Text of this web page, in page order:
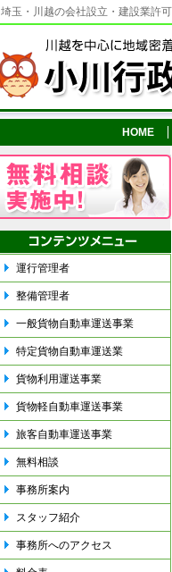
埼玉・川越の会社設立・建設業許
HOME
運行管理者
整備管理者
一般貨物自動車運送事業
特定貨物自動車運送業
貨物利用運送事業
貨物軽自動車運送事業
旅客自動車運送事業
無料相談
事務所案内
スタッフ紹介
事務所へのアクセス